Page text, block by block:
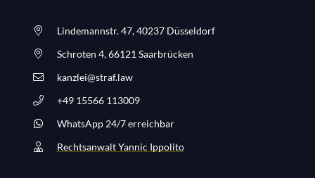
Lindemannstr. 47, 40237 Düsseldorf
Schroten 4, 66121 Saarbrücken
kanzlei@straf.law
+49 15566 113009
WhatsApp 24/7 erreichbar
Rechtsanwalt Yannic Ippolito